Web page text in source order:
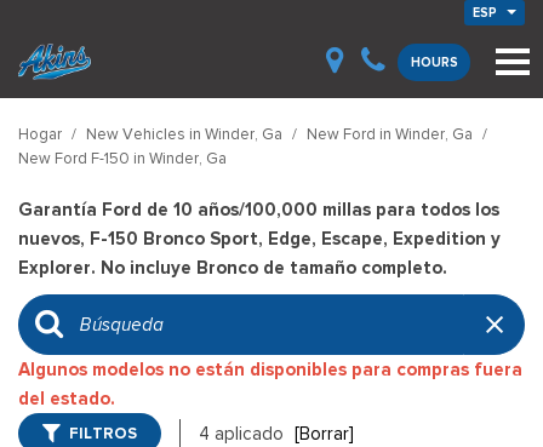
ESP
HOURS
Hogar / New Vehicles in Winder, Ga / New Ford in Winder, Ga /
New Ford F-150 in Winder, Ga
Garantía Ford de 10 años/100,000 millas para todos los
nuevos, F-150 Bronco Sport, Edge, Escape, Expedition y
Explorer. No incluye Bronco de tamaño completo.
Algunos modelos no están disponibles para compras fuera
del estado.
FILTROS 4 aplicado [Borrar]